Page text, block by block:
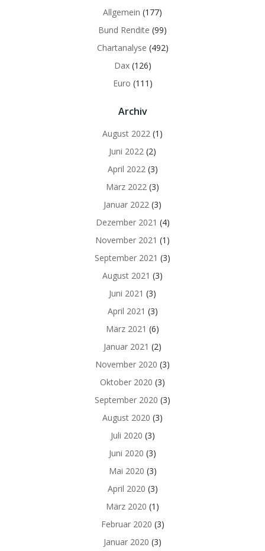
Allgemein (177)
Bund Rendite (99)
Chartanalyse (492)
Dax(126)
Euro (111)
Archiv
August 2022 (1)
Juni 2022 (2)
April 2022(3)
März 2022 (3)
Januar 2022 (3)
Dezember 2021 (4)
November 2021 (1)
September 2021 (3)
August 2021 (3)
Juni 2021 (3)
April 2021 (3)
März 2021 (6)
Januar 2021 (2)
November 2020 (3)
Oktober 2020 (3)
September 2020 (3)
August 2020 (3)
Juli 2020 (3)
Juni 2020 (3)
Mai 2020 (3)
April 2020 (3)
März 2020 (1)
Februar 2020 (3)
Januar 2020 (3)